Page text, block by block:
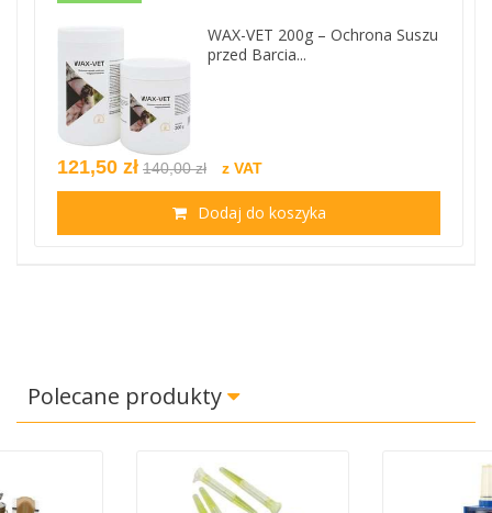
WAX-VET 200g – Ochrona Suszu
przed Barcia...
121,50 zł 140,00 zł z VAT
Dodaj do koszyka
Polecane produkty